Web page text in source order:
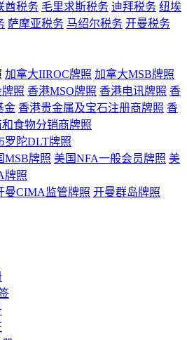
酋税务 毛里求斯税务 迪拜税务 纽埃
萨摩亚税务 马绍尔税务 开曼税务
加拿大IIROC牌照 加拿大MSB牌照
照 香港MSO牌照 香港电讯牌照 香
金 香港贵金属及宝石注册商牌照 香
食物分销商牌照
罗陀DLT牌照
MSB牌照 美国NFA一般会员牌照 美
牌照
曼CIMA监管牌照 开曼群岛牌照